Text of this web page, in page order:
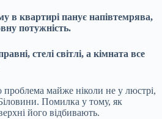
в квартирі панує напівтемрява,
потужність.
стелі світлі, а кімната все
майже ніколи не у люстрі,
Помилка у тому, як
його відбивають.